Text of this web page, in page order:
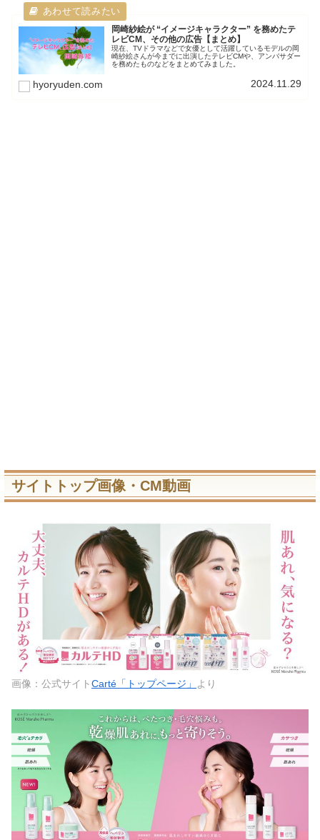
岡崎紗絵が “イメージキャラクター” を務めたテ
レビCM、その他の広告【まとめ】
現在、TVドラマなどで女優として活躍しているモデルの岡
崎紗絵さんが今までに出演したテレビCMや、アンバサダー
を務めたものなどをまとめてみました。
hyoryuden.com 2024.11.29
サイトトップ画像・CM動画
画像：公式サイトCarté「トップページ」 より